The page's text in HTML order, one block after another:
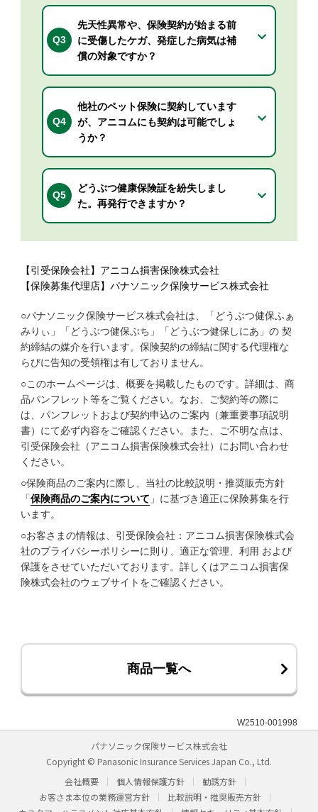
Q3
先天性異常や、保険契約が始まる前
に受傷したケガ、発症した病気は補
償の対象ですか？
Q4
他社のペット保険に契約しています
が、アニコムにも契約は可能でしょ
うか？
Q5
どうぶつ健康保険証を紛失しまし
た。再発行できますか？
【引受保険会社】アニコム損害保険株式会社
【保険募集代理店】パナソニック保険サービス株式会社
○パナソニック保険サービス株式会社は、「どうぶつ健保ふぁ
みりぃ」「どうぶつ健保ぷち」「どうぶつ健保しにあ」の 契
約締結の媒介を行います。保険契約の締結に関する代理権な
らびに告知の受領権は有しておりません。
○このホームページは、概要を掲載したものです。詳細は、商
品パンフレット等をご覧ください。なお、ご契約等の際に
は、パンフレットおよび契約申込のご案内（兼重要事項説明
書）にて必ず内容をご確認ください。また、ご不明な点は、
引受保険会社（アニコム損害保険株式会社）にお問い合わせ
ください。
○保険商品のご案内に際し、当社の比較説明・推奨販売方針
「保険商品のご案内について 」に基づき適正に保険募集を行
います。
○お客さまの情報は、引受保険会社：アニコム損害保険株式会
社のプライバシーポリシーに則り、適正な管理、利用 および
保護をさせていただいております。詳しくはアニコム損害保
険株式会社のウェブサイトをご確認ください。
商品一覧へ
W2510-001998
パナソニック保険サービス株式会社
Copyright © Panasonic Insurance Services Japan Co., Ltd.
会社概要
個人情報保護方針
勧誘方針
お客さま本位の業務運営方針
比較説明・推奨販売方針